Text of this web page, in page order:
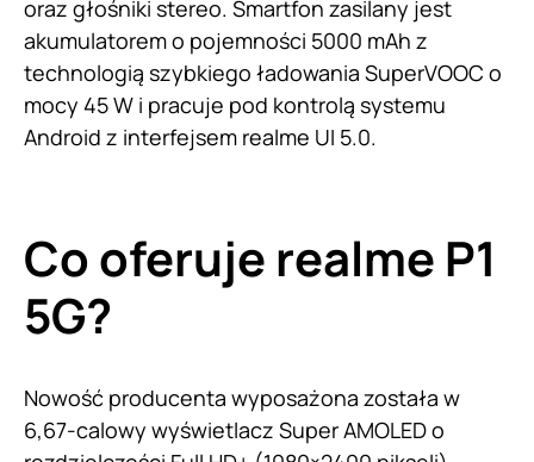
oraz głośniki stereo. Smartfon zasilany jest
akumulatorem o pojemności 5000 mAh z
technologią szybkiego ładowania SuperVOOC o
mocy 45 W i pracuje pod kontrolą systemu
Android z interfejsem realme UI 5.0.
Co oferuje realme P1
5G?
Nowość producenta wyposażona została w
6,67-calowy wyświetlacz Super AMOLED o